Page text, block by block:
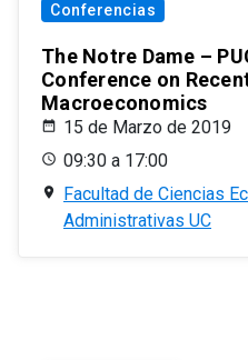
Conferencias
The Notre Dame –
Conference on
Macroeconomics
15 de Marzo de 2019
09:30 a 17:00
Facultad de Ciencias
Administrativas UC